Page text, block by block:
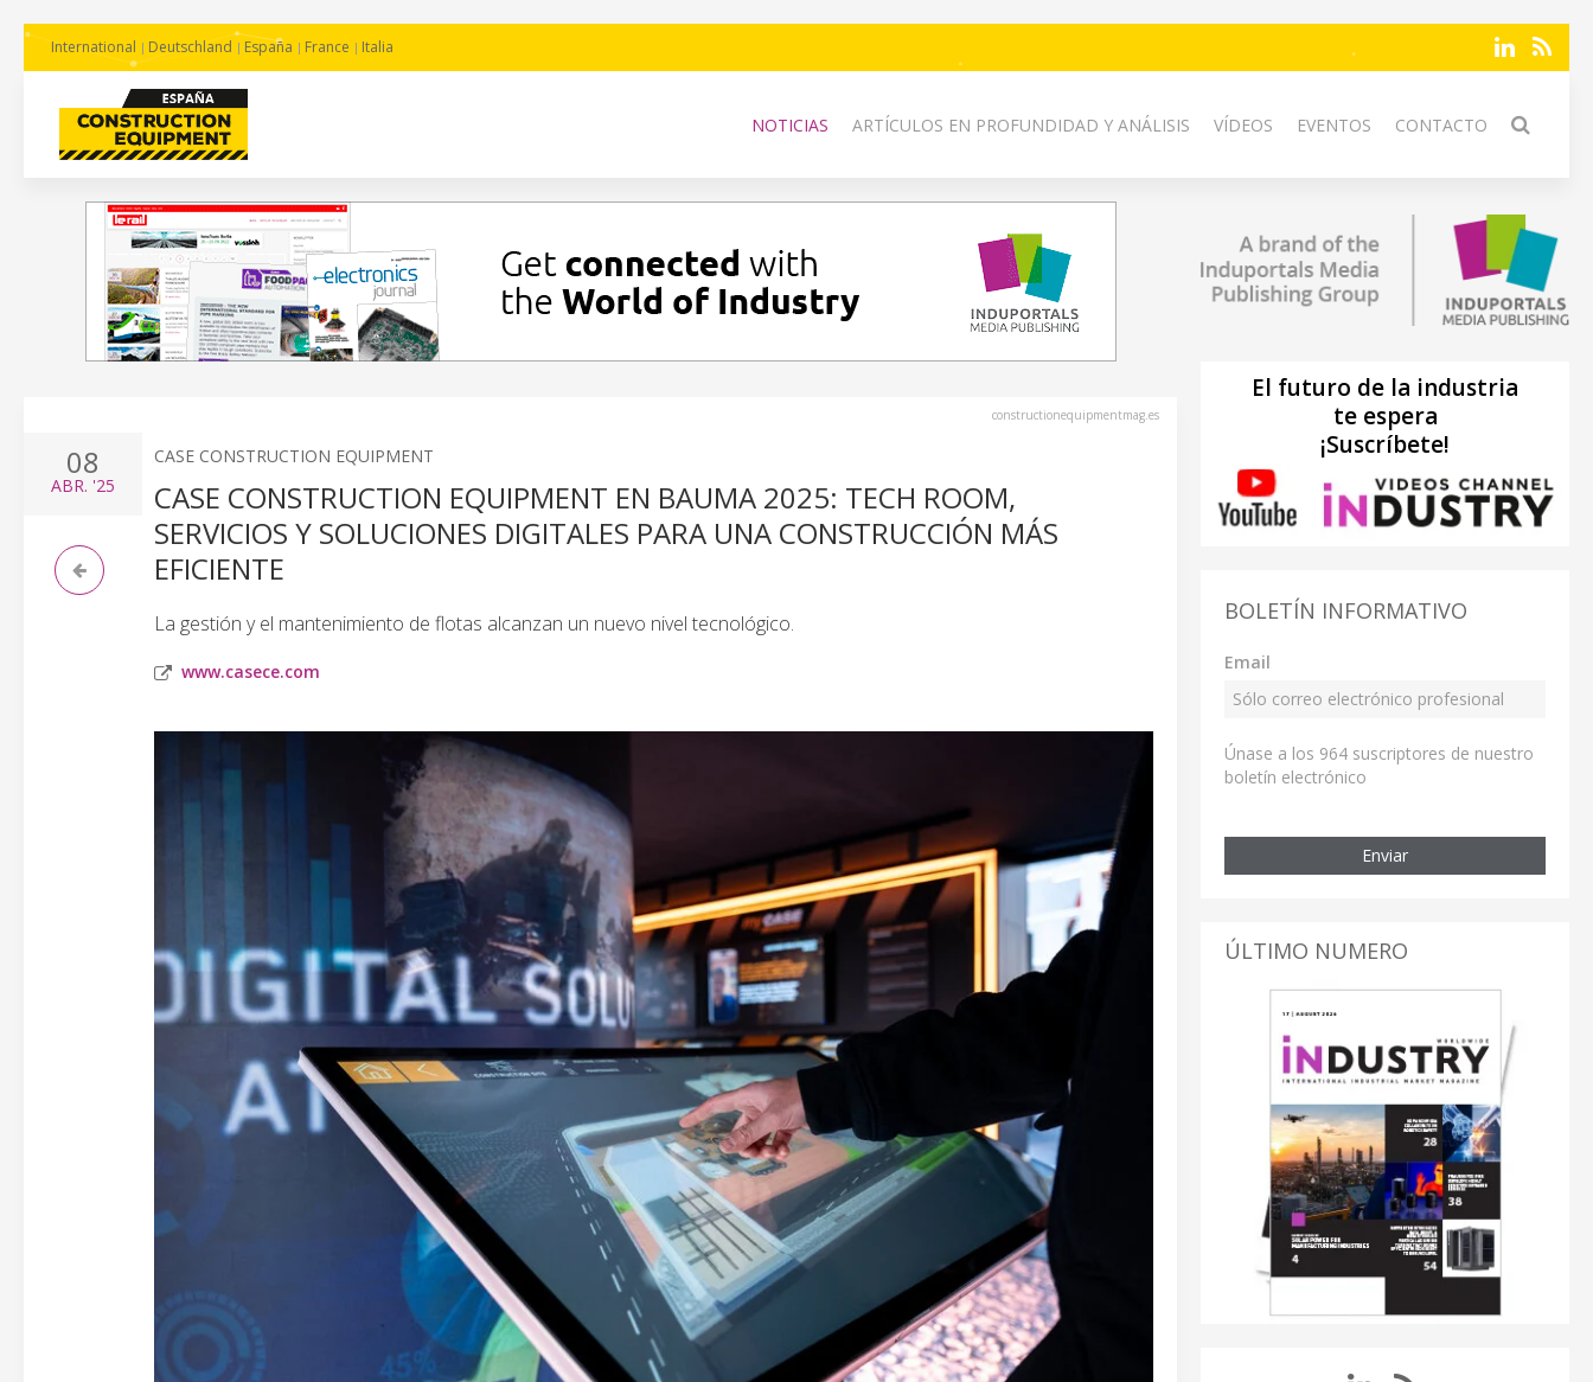
International Deutschland España France Italia
NOTICIAS ARTÍCULOS EN PROFUNDIDAD Y ANÁLISIS VÍDEOS EVENTOS CONTACTO
constructionequipmentmag.es
08
ABR. '25
CASE CONSTRUCTION EQUIPMENT
CASE CONSTRUCTION EQUIPMENT EN BAUMA 2025: TECH ROOM,
SERVICIOS Y SOLUCIONES DIGITALES PARA UNA CONSTRUCCIÓN MÁS
EFICIENTE
La gestión y el mantenimiento de flotas alcanzan un nuevo nivel tecnológico.
www.casece.com
El futuro de la industria
te espera
¡Suscríbete!
BOLETÍN INFORMATIVO
Email
Únase a los 964 suscriptores de nuestro
boletín electrónico
Enviar
ÚLTIMO NUMERO